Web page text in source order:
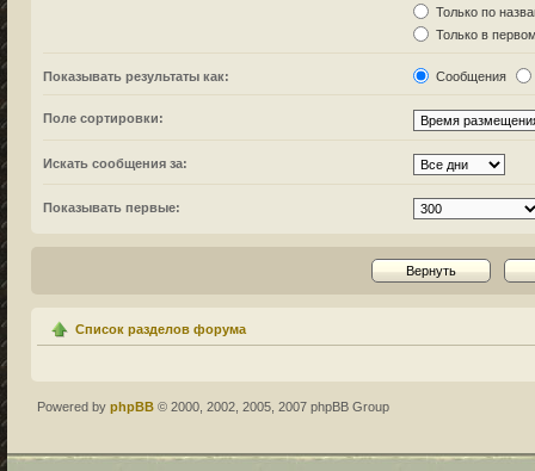
Только по
Только в
Показывать результаты как: Сообщения
Поле сортировки:
Искать сообщения за:
Показывать первые:
Список разделов форума
Powered by phpBB © 2000, 2002, 2005, 2007 phpBB Group